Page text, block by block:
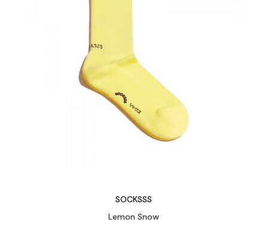
SOCKSSS
Lemon Snow